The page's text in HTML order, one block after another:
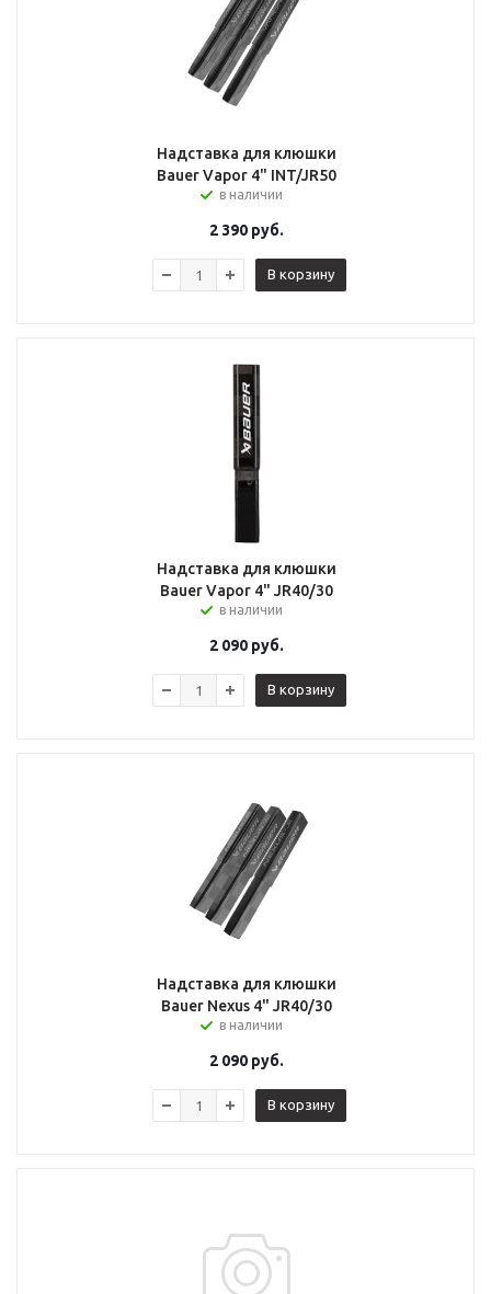
Надставка для клюшки
Bauer Vapor 4" INT/JR50
в наличии
2 390руб.
В корзину
Надставка для клюшки
Bauer Vapor 4" JR40/30
в наличии
2 090руб.
В корзину
Надставка для клюшки
Bauer Nexus 4" JR40/30
в наличии
2 090руб.
В корзину